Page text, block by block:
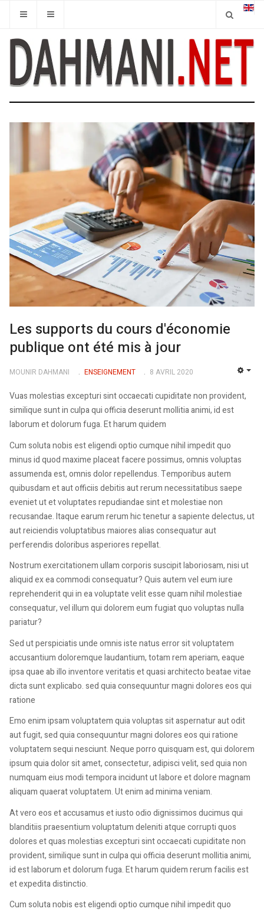
Les supports du cours d'économie
publique ont été mis à jour
MOUNIR DAHMANI ENSEIGNEMENT 8 AVRIL 2020
Vuas molestias excepturi sint occaecati cupiditate non provident,
similique sunt in culpa qui officia deserunt mollitia animi, id est
laborum et dolorum fuga. Et harum quidem
Cum soluta nobis est eligendi optio cumque nihil impedit quo
minus id quod maxime placeat facere possimus, omnis voluptas
assumenda est, omnis dolor repellendus. Temporibus autem
quibusdam et aut officiis debitis aut rerum necessitatibus saepe
eveniet ut et voluptates repudiandae sint et molestiae non
recusandae. Itaque earum rerum hic tenetur a sapiente delectus, ut
aut reiciendis voluptatibus maiores alias consequatur aut
perferendis doloribus asperiores repellat.
Nostrum exercitationem ullam corporis suscipit laboriosam, nisi ut
aliquid ex ea commodi consequatur? Quis autem vel eum iure
reprehenderit qui in ea voluptate velit esse quam nihil molestiae
consequatur, vel illum qui dolorem eum fugiat quo voluptas nulla
pariatur?
Sed ut perspiciatis unde omnis iste natus error sit voluptatem
accusantium doloremque laudantium, totam rem aperiam, eaque
ipsa quae ab illo inventore veritatis et quasi architecto beatae vitae
dicta sunt explicabo. sed quia consequuntur magni dolores eos qui
ratione
Emo enim ipsam voluptatem quia voluptas sit aspernatur aut odit
aut fugit, sed quia consequuntur magni dolores eos qui ratione
voluptatem sequi nesciunt. Neque porro quisquam est, qui dolorem
ipsum quia dolor sit amet, consectetur, adipisci velit, sed quia non
numquam eius modi tempora incidunt ut labore et dolore magnam
aliquam quaerat voluptatem. Ut enim ad minima veniam.
At vero eos et accusamus et iusto odio dignissimos ducimus qui
blanditiis praesentium voluptatum deleniti atque corrupti quos
dolores et quas molestias excepturi sint occaecati cupiditate non
provident, similique sunt in culpa qui officia deserunt mollitia animi,
id est laborum et dolorum fuga. Et harum quidem rerum facilis est
et expedita distinctio.
Cum soluta nobis est eligendi optio cumque nihil impedit quo